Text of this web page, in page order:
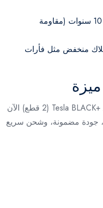
العمر الافتراضي في التخزين: حتى 10 سنوات (مقاومة
منخفض مثل فأرات
احصل على بطاريات Tesla BLACK+ AAA Alkaline (2 قطع) الآن
جودة مضمونة، وشحن سريع